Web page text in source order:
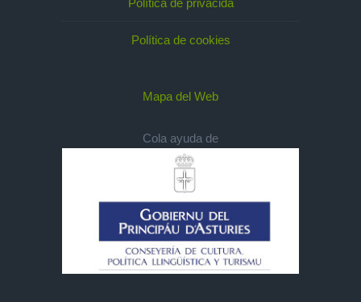
Política de privacidá
Política de cookies
Mapa del Web
Cola ayuda de